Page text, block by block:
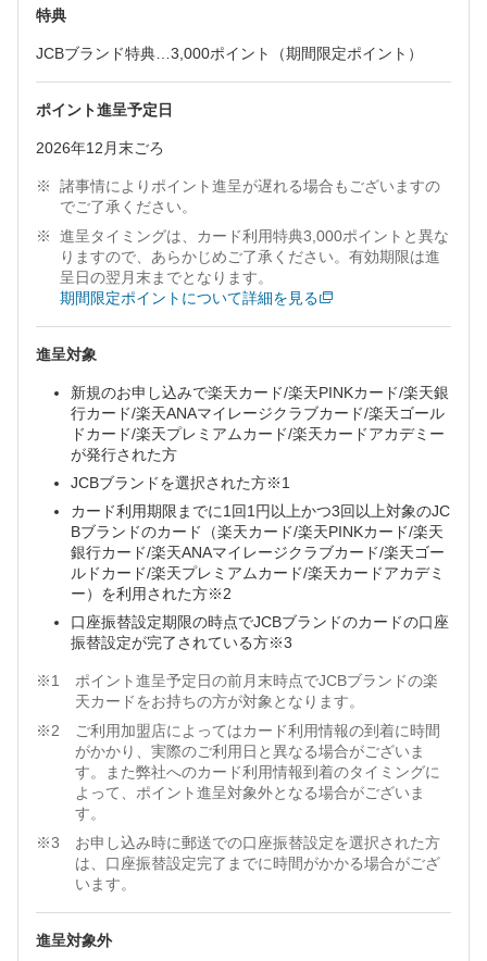
特典
JCBブランド特典…3,000ポイント（期間限定ポイント）
ポイント進呈予定日
2026年12月末ごろ
諸事情によりポイント進呈が遅れる場合もございますの
でご了承ください。
進呈タイミングは、カード利用特典3,000ポイントと異な
りますので、あらかじめご了承ください。有効期限は進
呈日の翌月末までとなります。
期間限定ポイントについて詳細を見る
進呈対象
新規のお申し込みで楽天カード/楽天PINKカード/楽天銀
行カード/楽天ANAマイレージクラブカード/楽天ゴール
ドカード/楽天プレミアムカード/楽天カードアカデミー
が発行された方
JCBブランドを選択された方※1
カード利用期限までに1回1円以上かつ3回以上対象のJC
Bブランドのカード（楽天カード/楽天PINKカード/楽天
銀行カード/楽天ANAマイレージクラブカード/楽天ゴー
ルドカード/楽天プレミアムカード/楽天カードアカデミ
ー）を利用された方※2
口座振替設定期限の時点でJCBブランドのカードの口座
振替設定が完了されている方※3
ポイント進呈予定日の前月末時点でJCBブランドの楽
天カードをお持ちの方が対象となります。
ご利用加盟店によってはカード利用情報の到着に時間
がかかり、実際のご利用日と異なる場合がございま
す。また弊社へのカード利用情報到着のタイミングに
よって、ポイント進呈対象外となる場合がございま
す。
お申し込み時に郵送での口座振替設定を選択された方
は、口座振替設定完了までに時間がかかる場合がござ
います。
進呈対象外